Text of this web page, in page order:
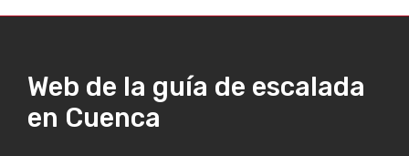
Web de la guía de escalada
en Cuenca